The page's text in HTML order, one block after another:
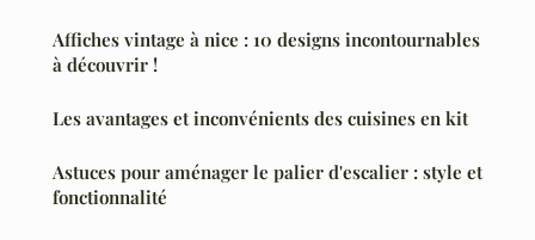
Affiches vintage à nice : 10 designs incontournables
à découvrir !
Les avantages et inconvénients des cuisines en kit
Astuces pour aménager le palier d'escalier : style et
fonctionnalité